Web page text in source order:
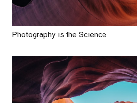
Photography is the Science